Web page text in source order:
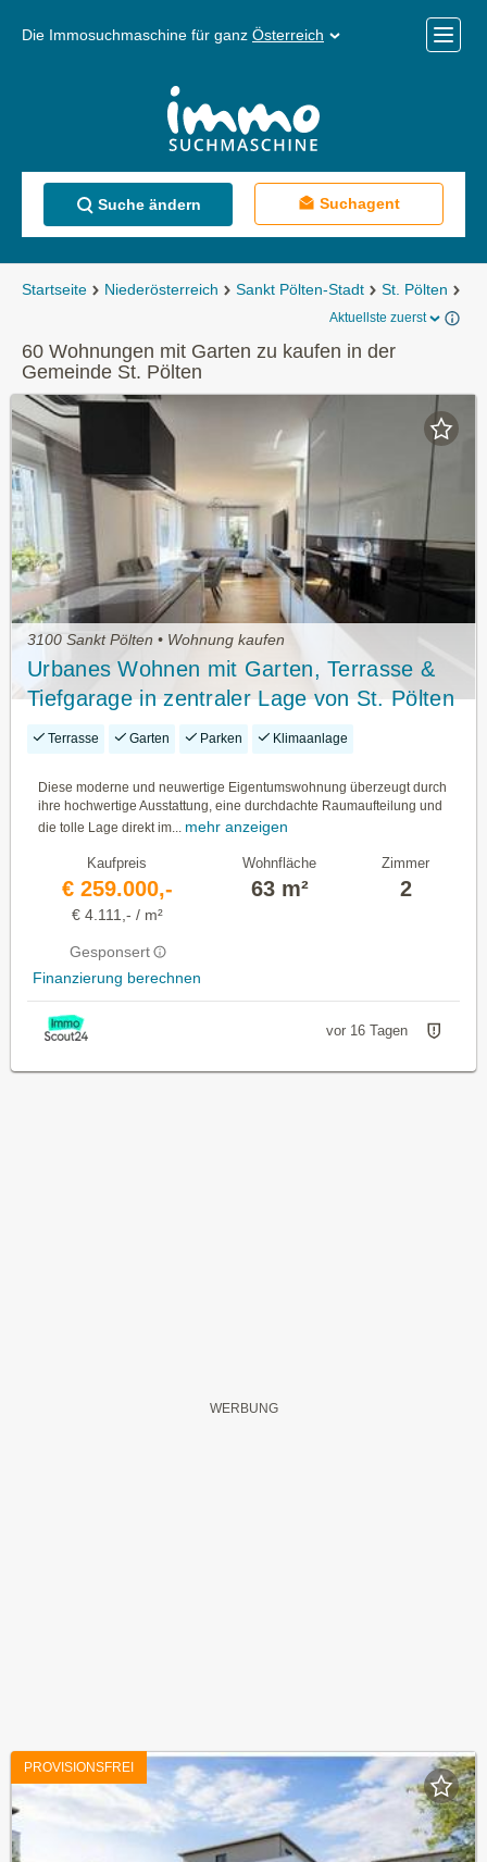
Die Immosuchmaschine für ganz Österreich
Menü
Suche ändern Suchagent
Startseite Niederösterreich Sankt Pölten-Stadt St. Pölten
Aktuellste zuerst
60 Wohnungen mit Garten zu kaufen in der
Gemeinde St. Pölten
3100 Sankt Pölten • Wohnung kaufen
Urbanes Wohnen mit Garten, Terrasse &
Tiefgarage in zentraler Lage von St. Pölten
Terrasse Garten Parken Klimaanlage
Diese moderne und neuwertige Eigentumswohnung überzeugt durch
ihre hochwertige Ausstattung, eine durchdachte Raumaufteilung und
die tolle Lage direkt im...
mehr anzeigen
Kaufpreis
€ 259.000,-
€ 4.111,- / m²
Gesponsert
Finanzierung berechnen
Wohnfläche
63 m²
Zimmer
2
vor 16 Tagen
PROVISIONSFREI